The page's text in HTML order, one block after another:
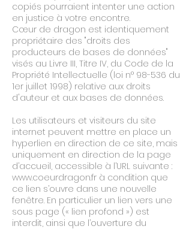
copiés pourraient intenter une action
en justice à votre encontre.
Cœur de dragon est identiquement
propriétaire des "droits des
producteurs de bases de données"
visés au Livre III, Titre IV, du Code de la
Propriété Intellectuelle (loi n° 98-536 du
1er juillet 1998) relative aux droits
d'auteur et aux bases de données.
Les utilisateurs et visiteurs du site
internet peuvent mettre en place un
hyperlien en direction de ce site, mais
uniquement en direction de la page
d’accueil, accessible à l’URL suivante :
www.coeurdragon.fr à condition que
ce lien s’ouvre dans une nouvelle
fenêtre. En particulier un lien vers une
sous page (« lien profond ») est
interdit, ainsi que l’ouverture du